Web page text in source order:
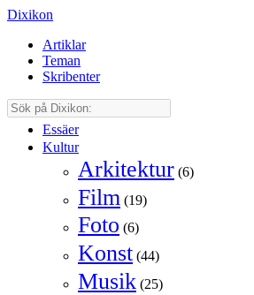
Dixikon
Artiklar
Teman
Skribenter
Essäer
Kultur
Arkitektur (6)
Film (19)
Foto (6)
Konst (44)
Musik (25)